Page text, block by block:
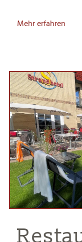
Mehr erfahren